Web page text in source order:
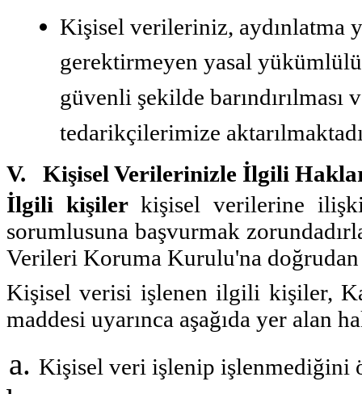
Kişisel verileriniz, aydınlatma
gerektirmeyen yasal
güvenli şekilde
tedarikçilerimize
V. Kişisel Verilerinizle İlgili
İlgili kişilerkişisel verilerine
sorumlusuna başvurmak
Verileri Koruma Kurulu'na
Kişisel verisi işlenen ilgili kişiler,
maddesi uyarınca aşağıda yer alan
Kişisel veri işlenip işlenmediğini